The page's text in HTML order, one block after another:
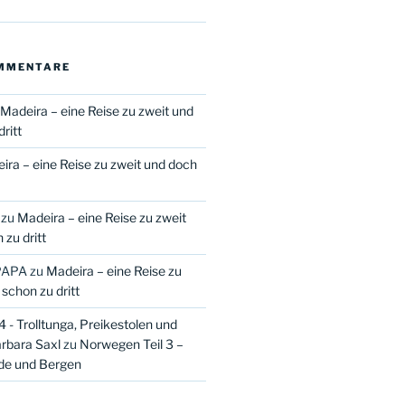
Madeira – eine Reise zu zweit und
– eine Reise zu zweit und doch
Madeira – eine Reise zu zweit
zu dritt
zu Madeira – eine Reise zu
zu dritt
- Trolltunga, Preikestolen und
Saxlzu Norwegen Teil 3 –
und Bergen